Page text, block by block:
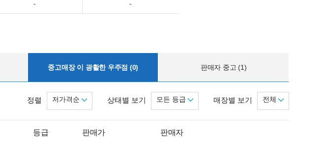
- -
중고매장 이 광활한 우주점 (0) 판매자 중고 (1)
매장별 보기 전체
상태별 보기 모든 등급
정렬 저가격순
등급 판매가 판매자